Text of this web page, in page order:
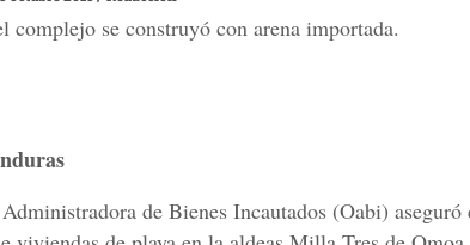
complejo se construyó con arena importada.
de Bienes Incautados (Oabi) aseguró